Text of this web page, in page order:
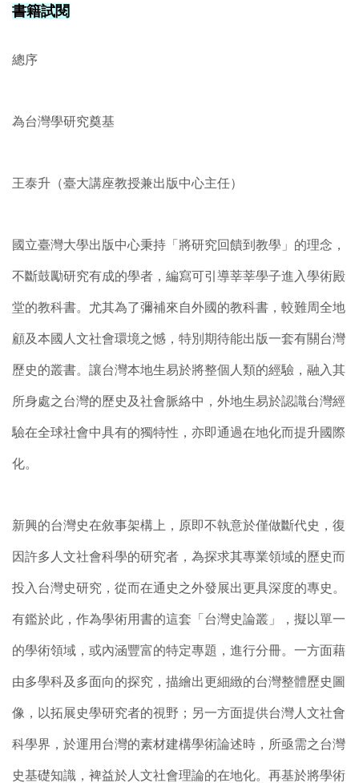
書籍試閱
總序
為台灣學研究奠基
王泰升（臺大講座教授兼出版中心主任）
國立臺灣大學出版中心秉持「將研究回饋到教學」的理念，
不斷鼓勵研究有成的學者，編寫可引導莘莘學子進入學術殿
堂的教科書。尤其為了彌補來自外國的教科書，較難周全地
顧及本國人文社會環境之憾，特別期待能出版一套有關台灣
歷史的叢書。讓台灣本地生易於將整個人類的經驗，融入其
所身處之台灣的歷史及社會脈絡中，外地生易於認識台灣經
驗在全球社會中具有的獨特性，亦即通過在地化而提升國際
化。
新興的台灣史在敘事架構上，原即不執意於僅做斷代史，復
因許多人文社會科學的研究者，為探求其專業領域的歷史而
投入台灣史研究，從而在通史之外發展出更具深度的專史。
有鑑於此，作為學術用書的這套「台灣史論叢」，擬以單一
的學術領域，或內涵豐富的特定專題，進行分冊。一方面藉
由多學科及多面向的探究，描繪出更細緻的台灣整體歷史圖
像，以拓展史學研究者的視野；另一方面提供台灣人文社會
科學界，於運用台灣的素材建構學術論述時，所亟需之台灣
史基礎知識，裨益於人文社會理論的在地化。再基於將學術